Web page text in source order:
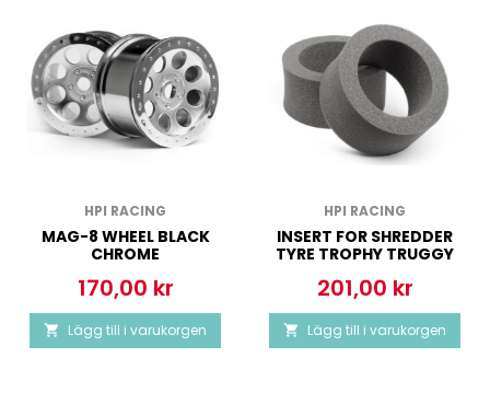
HPI RACING
MAG-8 WHEEL BLACK
CHROME
Pris
170,00 kr
 Lägg till i varukorgen
HPI RACING
INSERT FOR SHREDDER
TYRE TROPHY TRUGGY
Pris
201,00 kr
 Lägg till i varukorgen